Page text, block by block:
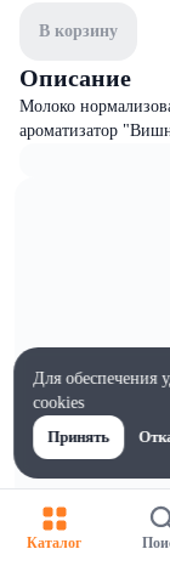
В корзину
Описание
Молоко
ароматизатор
Каталог
Для обеспечения
cookies
Принять